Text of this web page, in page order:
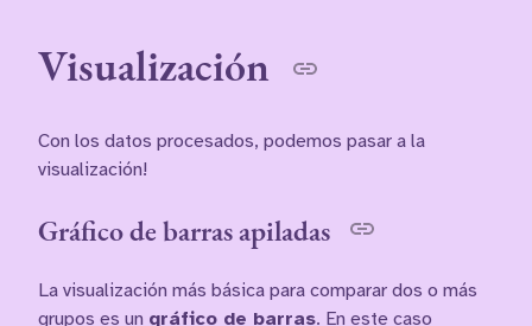
Visualización
Con los datos procesados, podemos pasar a la
visualización!
Gráfico de barras apiladas
La visualización más básica para comparar dos o más
grupos es un gráfico de barras. En este caso